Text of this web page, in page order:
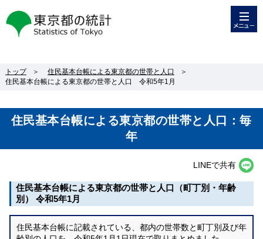
東京都の統計
トップ ＞ 住民基本台帳による東京都の世帯と人口
＞
住民基本台帳による東京都の世帯と人口 令和5年1月
住民基本台帳による東京都の世帯と人口：毎
年
LINEで共有
住民基本台帳による東京都の世帯と人口（町丁別・年齢
別） 令和5年1月
住民基本台帳に記載されている、都内の世帯数と町丁別及び年